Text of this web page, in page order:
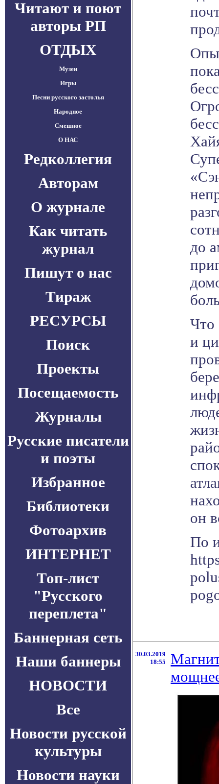
Читают и поют
авторы РП
ОТДЫХ
Музеи
Игры
Песни русского застолья
Народное
Смешное
О НАС
Редколлегия
Авторам
О журнале
Как читать
журнал
Пишут о нас
Тираж
РЕСУРСЫ
Поиск
Проекты
Посещаемость
Журналы
Русские писатели
и поэты
Избранное
Библиотеки
Фотоархив
ИНТЕРНЕТ
Топ-лист
"Русского
переплета"
Баннерная сеть
Наши баннеры
НОВОСТИ
Все
Новости русской
культуры
Новости науки
до
Что
и
он
По
30.03.2019
18:55